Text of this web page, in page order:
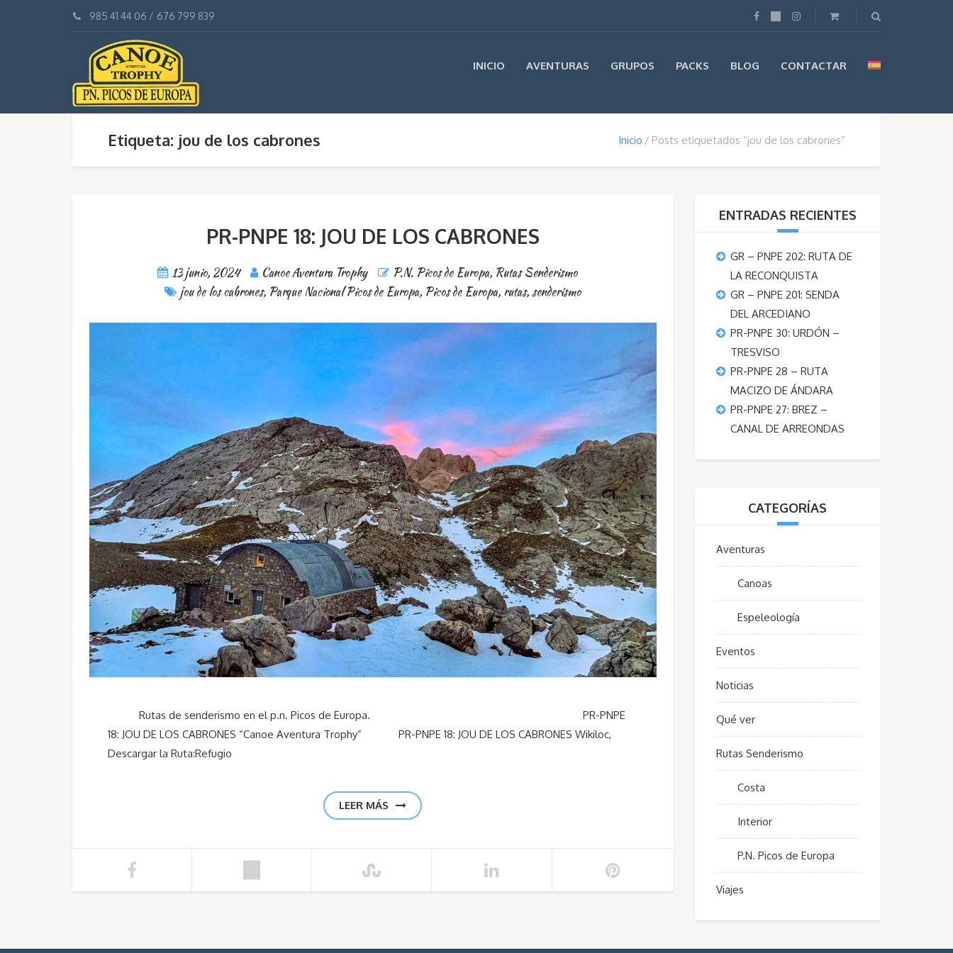
985 41 44 06 / 676 799 839
INICIO AVENTURAS GRUPOS PACKS BLOG CONTACTAR
Etiqueta: jou de los cabrones Inicio Posts etiquetados “jou de los cabrones”
PR-PNPE 18: JOU DE LOS CABRONES
13 junio, 2024 Canoe Aventura Trophy P.N. Picos de Europa, Rutas Senderismo
jou de los cabrones, Parque Nacional Picos de Europa, Picos de Europa, rutas, senderismo
Rutas de senderismo en el p.n. Picos de Europa. PR-PNPE
18: JOU DE LOS CABRONES “Canoe Aventura Trophy” PR-PNPE 18: JOU DE LOS CABRONES Wikiloc,
Descargar la Ruta:Refugio
LEER MÁS
ENTRADAS RECIENTES
GR – PNPE 202: RUTA DE
LA RECONQUISTA
GR – PNPE 201: SENDA
DEL ARCEDIANO
PR-PNPE 30: URDÓN –
TRESVISO
PR-PNPE 28 – RUTA
MACIZO DE ÁNDARA
PR-PNPE 27: BREZ –
CANAL DE ARREONDAS
CATEGORÍAS
Aventuras
Canoas
Espeleología
Eventos
Noticias
Qué ver
Rutas Senderismo
Costa
Interior
P.N. Picos de Europa
Viajes